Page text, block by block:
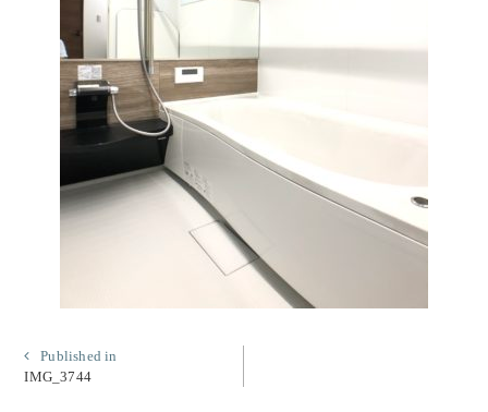
投
稿
Published in
IMG_3744